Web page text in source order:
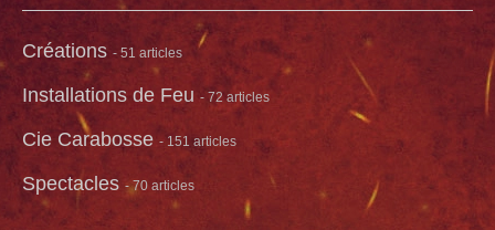
Créations - 51 articles
Installations de Feu - 72 articles
Cie Carabosse- 151 articles
Spectacles - 70 articles